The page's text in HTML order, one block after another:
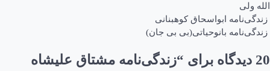
الله ولی
راهبری
نوشته
زندگی‌نامه ابواسحاق کوهبنانی
زندگی‌نامه بانوحیاتی(بی بی جان)
20 دیدگاه برای “
زندگی‌نامه مشتاق علیشاه